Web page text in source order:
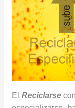
El Reciclarse